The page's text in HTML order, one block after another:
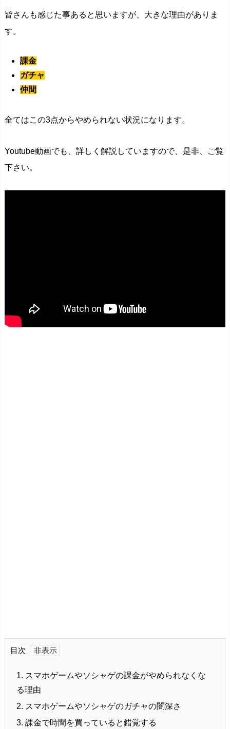
皆さんも感じた事あると思いますが、大きな理由がありま
す。
課金
ガチャ
仲間
全てはこの3点からやめられない状況になります。
Youtube動画でも、詳しく解説していますので、是非、ご覧
下さい。
目次
1. スマホゲームやソシャゲの課金がやめられなくな
る理由
2. スマホゲームやソシャゲのガチャの闇深さ
3. 課金で時間を買っていると錯覚する